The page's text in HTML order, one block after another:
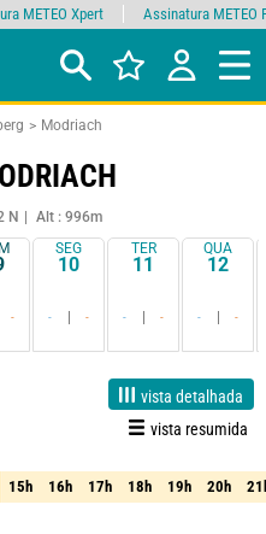
Modriach
N
Alt : 996m
-
SEG
10
- -
TER
11
- -
QUA
12
- -
vista detalhada
vista resumida
Fiabilidade 85%
15h 16h 17h 18h 19h 20h
15h 16h 17h 18h 19h 20h
METEO Xpert Assinatura METEO